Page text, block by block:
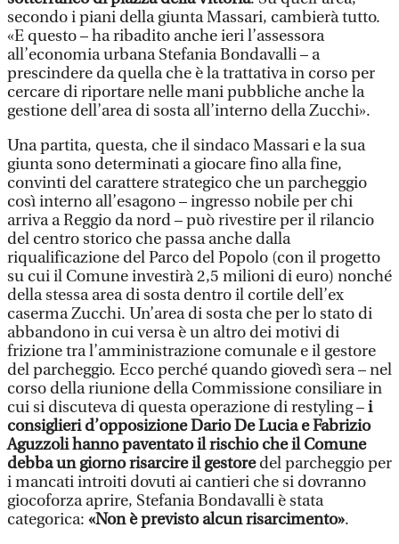
secondo i piani della giunta Massari, cambierà tutto.
«E questo – ha ribadito anche ieri l’assessora
all’economia urbana Stefania Bondavalli – a
prescindere da quella che è la trattativa in corso per
cercare di riportare nelle mani pubbliche anche la
gestione dell’area di sosta all’interno della Zucchi».
Una partita, questa, che il sindaco Massari e la sua
giunta sono determinati a giocare fino alla fine,
convinti del carattere strategico che un parcheggio
così interno all’esagono – ingresso nobile per chi
arriva a Reggio da nord – può rivestire per il rilancio
del centro storico che passa anche dalla
riqualificazione del Parco del Popolo (con il progetto
su cui il Comune investirà 2,5 milioni di euro) nonché
della stessa area di sosta dentro il cortile dell’ex
caserma Zucchi. Un’area di sosta che per lo stato di
abbandono in cui versa è un altro dei motivi di
frizione tra l’amministrazione comunale e il gestore
del parcheggio. Ecco perché quando giovedì sera – nel
corso della riunione della Commissione consiliare in
cui si discuteva di questa operazione di restyling –i
consiglieri d’opposizione Dario De Lucia e Fabrizio
Aguzzoli hanno paventato il rischio che il Comune
debba un giorno risarcire il gestoredel parcheggio per
i mancati introiti dovuti ai cantieri che si dovranno
giocoforza aprire, Stefania Bondavalli è stata
categorica: «Non è previsto alcun risarcimento».